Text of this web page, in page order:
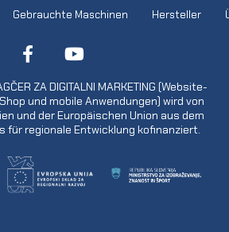
Gebrauchte Maschinen Hersteller
ZA DIGITALNI MARKETING (Website-
und mobile Anwendungen) wird von
und der Europäischen Union aus dem
für regionale Entwicklung kofinanziert.